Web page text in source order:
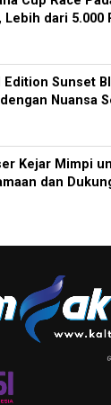
Lebih dari 5.000
Edition Sunset
Nuansa
Kejar Mimpi
dan